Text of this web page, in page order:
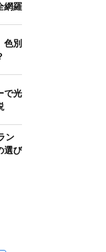
網羅
色別
で光
ン
選び